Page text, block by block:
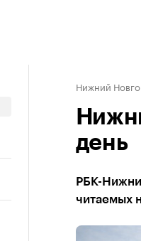
Нижний
день
РБК-
читаемых